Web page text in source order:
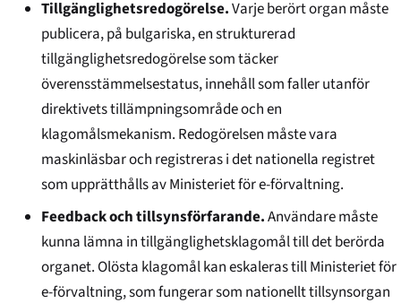
Tillgänglighetsredogörelse.Varje berört organ måste
publicera, på bulgariska, en strukturerad
tillgänglighetsredogörelse som täcker
överensstämmelsestatus, innehåll som faller utanför
direktivets tillämpningsområde och en
klagomålsmekanism. Redogörelsen måste vara
maskinläsbar och registreras i det nationella registret
som upprätthålls av Ministeriet för e-förvaltning.
Feedback och tillsynsförfarande.Användare måste
kunna lämna in tillgänglighetsklagomål till det berörda
organet. Olösta klagomål kan eskaleras till Ministeriet för
e-förvaltning, som fungerar som nationellt tillsynsorgan